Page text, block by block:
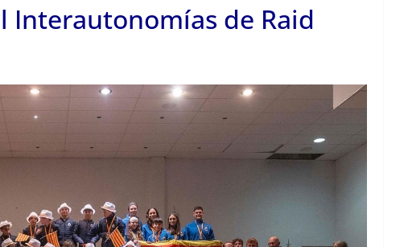
Interautonomías de Raid